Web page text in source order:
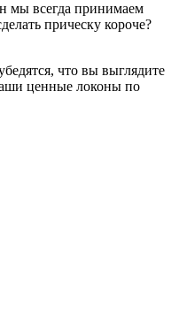
мы всегда принимаем
прическу короче?
что вы выглядите
ценные локоны по